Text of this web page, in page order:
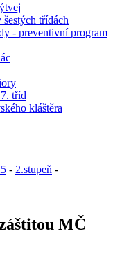
třídách
- preventivní program
tříd
kláštěra
- 2.stupeň -
MČ